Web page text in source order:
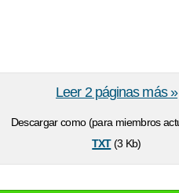
Descargar como (para miembros
txt(3 Kb)
Leer 2 páginas más »